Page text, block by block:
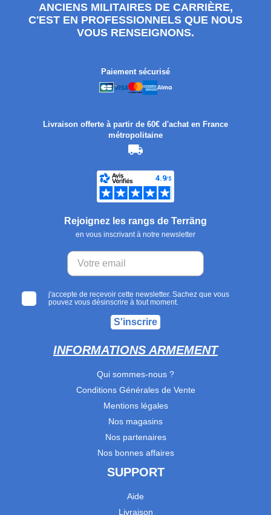
ANCIENS MILITAIRES DE CARRIÈRE,
C'EST EN PROFESSIONNELS QUE NOUS
VOUS RENSEIGNONS.
Paiement sécurisé
Livraison offerte à partir de 60€ d'achat en France
métropolitaine
Rejoignez les rangs de Terräng
en vous inscrivant à notre newsletter
j'accepte de recevoir cette newsletter. Sachez que vous
pouvez vous désinscrire à tout moment.
S'inscrire
INFORMATIONS ARMEMENT
Qui sommes-nous ?
Conditions Générales de Vente
Mentions légales
Nos magasins
Nos partenaires
Nos bonnes affaires
SUPPORT
Aide
Livraison